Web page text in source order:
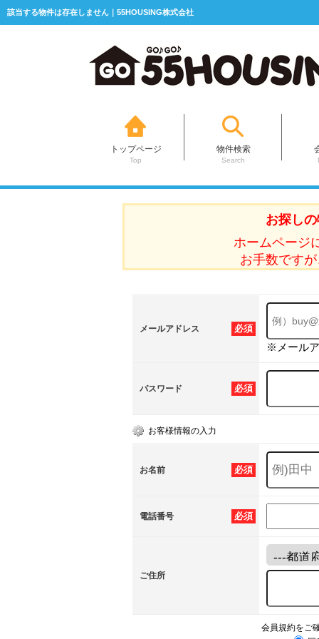
該当する物件は存在しません｜55HOUSING株式会社
トップページ
Top
物件検索
Search
お探し
ホームページ
お手数です
必須
メールアドレス
※メール
必須
パスワード
お客様情報の入力
必須
お名前
必須
電話番号
ご住所
会員規約をご